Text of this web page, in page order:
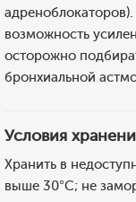
возможность
осторожно
бронхиальной
Условия
Хранить в
выше 30°C; не